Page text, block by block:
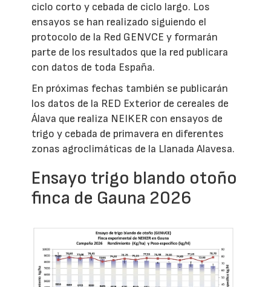
ciclo corto y cebada de ciclo largo. Los
ensayos se han realizado siguiendo el
protocolo de la Red GENVCE y formarán
parte de los resultados que la red publicara
con datos de toda España.
En próximas fechas también se publicarán
los datos de la RED Exterior de cereales de
Álava que realiza NEIKER con ensayos de
trigo y cebada de primavera en diferentes
zonas agroclimáticas de la Llanada Alavesa.
Ensayo trigo blando otoño
finca de Gauna 2026